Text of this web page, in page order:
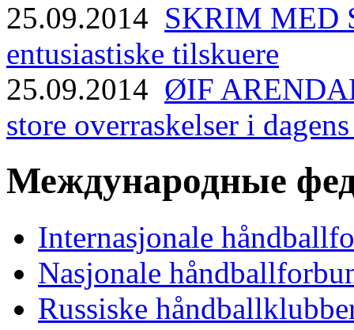
25.09.2014 SKRIM MED
entusiastiske tilskuere
25.09.2014 ØIF
store overraskelser i
Международные
Internasjonale
Nasjonale
Russiske